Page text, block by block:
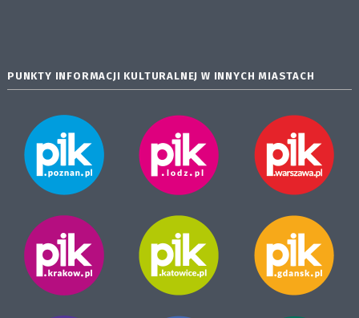
PUNKTY INFORMACJI KULTURALNEJ W INNYCH MIASTACH